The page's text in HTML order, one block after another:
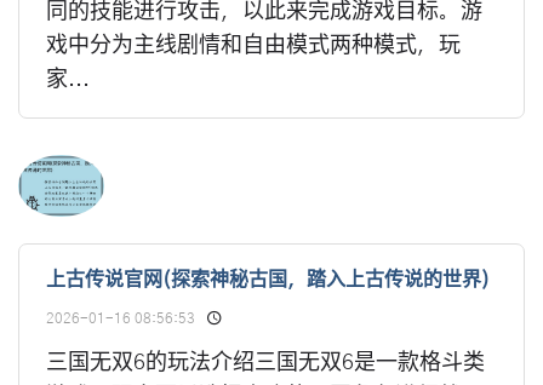
同的技能进行攻击，以此来完成游戏目标。游
戏中分为主线剧情和自由模式两种模式，玩
家...
上古传说官网(探索神秘古国，踏入上古传说的世界)
2026-01-16 08:56:53
三国无双6的玩法介绍三国无双6是一款格斗类